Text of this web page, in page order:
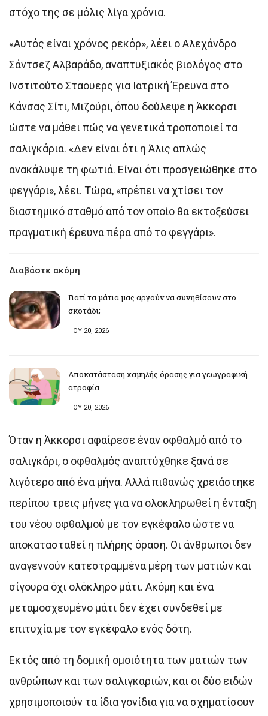
στόχο της σε μόλις λίγα χρόνια.
«Αυτός είναι χρόνος ρεκόρ», λέει ο Αλεχάνδρο
Σάντσεζ Αλβαράδο, αναπτυξιακός βιολόγος στο
Ινστιτούτο Σταουερς για Ιατρική Έρευνα στο
Κάνσας Σίτι, Μιζούρι, όπου δούλεψε η Άκκορσι
ώστε να μάθει πώς να γενετικά τροποποιεί τα
σαλιγκάρια. «Δεν είναι ότι η Άλις απλώς
ανακάλυψε τη φωτιά. Είναι ότι προσγειώθηκε στο
φεγγάρι», λέει. Τώρα, «πρέπει να χτίσει τον
διαστημικό σταθμό από τον οποίο θα εκτοξεύσει
πραγματική έρευνα πέρα από το φεγγάρι».
Διαβάστε ακόμη
Γιατί τα μάτια μας αργούν να συνηθίσουν στο
σκοτάδι;
ΙΟΥ 20, 2026
Αποκατάσταση χαμηλής όρασης για γεωγραφική
ατροφία
ΙΟΥ 20, 2026
Όταν η Άκκορσι αφαίρεσε έναν οφθαλμό από το
σαλιγκάρι, ο οφθαλμός αναπτύχθηκε ξανά σε
λιγότερο από ένα μήνα. Αλλά πιθανώς χρειάστηκε
περίπου τρεις μήνες για να ολοκληρωθεί η ένταξη
του νέου οφθαλμού με τον εγκέφαλο ώστε να
αποκατασταθεί η πλήρης όραση. Οι άνθρωποι δεν
αναγεννούν κατεστραμμένα μέρη των ματιών και
σίγουρα όχι ολόκληρο μάτι. Ακόμη και ένα
μεταμοσχευμένο μάτι δεν έχει συνδεθεί με
επιτυχία με τον εγκέφαλο ενός δότη.
Εκτός από τη δομική ομοιότητα των ματιών των
ανθρώπων και των σαλιγκαριών, και οι δύο ειδών
χρησιμοποιούν τα ίδια γονίδια για να σχηματίσουν